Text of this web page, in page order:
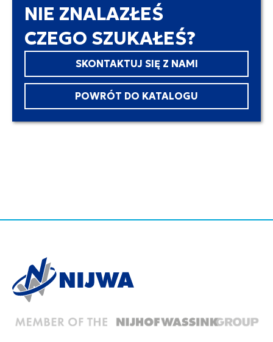
NIE ZNALAZŁEŚ
CZEGO SZUKAŁEŚ?
SKONTAKTUJ SIĘ Z NAMI
POWRÓT DO KATALOGU